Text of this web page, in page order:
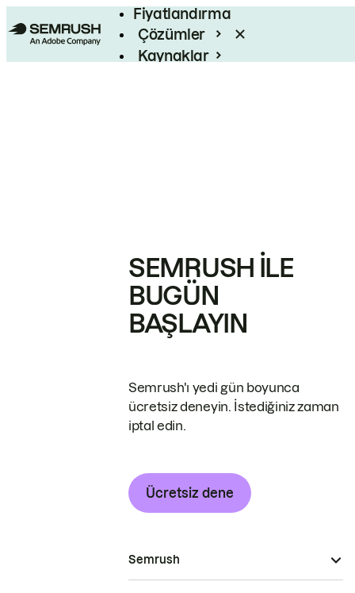
Fiyatlandırma
Çözümler
Kaynaklar
SEMRUSH ILE
BUGÜN
BAŞLAYIN
Semrush'ı yedi gün boyunca
ücretsiz deneyin. İstediğiniz zaman
iptal edin.
Ücretsiz dene
Semrush